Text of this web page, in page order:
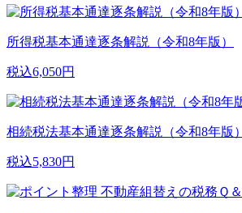
所得税基本通達逐条解説（令和8年版）
税込6,050円
相続税法基本通達逐条解説（令和8年版）
税込5,830円